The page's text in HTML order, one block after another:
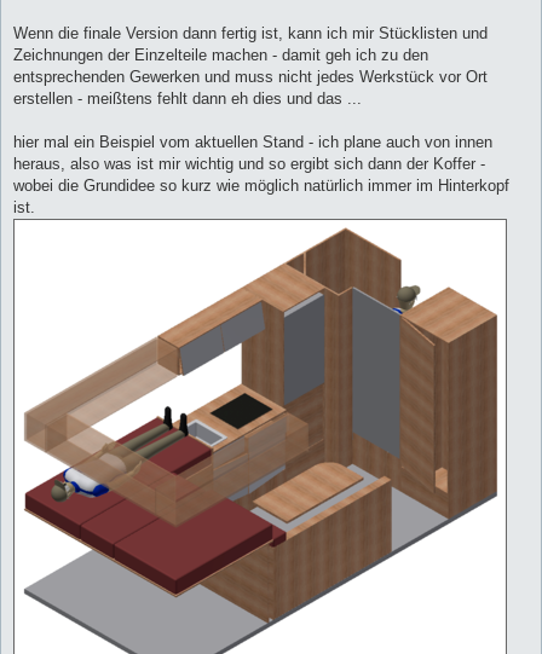
Wenn die finale Version dann fertig ist, kann ich mir Stücklisten und
Zeichnungen der Einzelteile machen - damit geh ich zu den
entsprechenden Gewerken und muss nicht jedes Werkstück vor Ort
erstellen - meißtens fehlt dann eh dies und das ...
hier mal ein Beispiel vom aktuellen Stand - ich plane auch von innen
heraus, also was ist mir wichtig und so ergibt sich dann der Koffer -
wobei die Grundidee so kurz wie möglich natürlich immer im Hinterkopf
ist.